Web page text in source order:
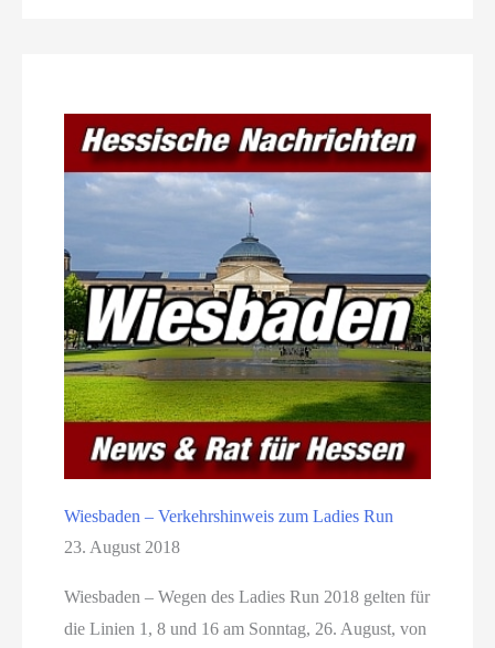
Wiesbaden – Verkehrshinweis zum Ladies Run
23. August 2018
Wiesbaden – Wegen des Ladies Run 2018 gelten für
die Linien 1, 8 und 16 am Sonntag, 26. August, von